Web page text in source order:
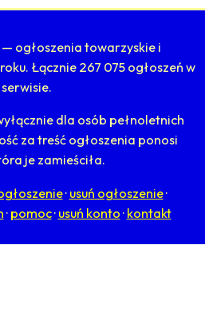
— ogłoszenia towarzyskie i
Łącznie 267 075 ogłoszeń w
serwisie.
dla osób pełnoletnich
za treść ogłoszenia ponosi
je zamieściła.
· usuń ogłoszenie·
· pomoc· usuń konto · kontakt